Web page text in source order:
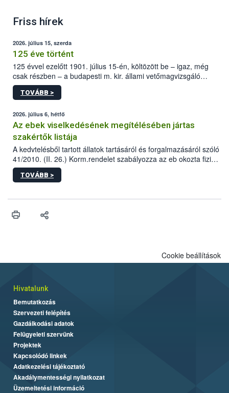
Friss hírek
2026. július 15, szerda
125 éve történt
125 évvel ezelőtt 1901. július 15-én, költözött be – igaz, még
csak részben – a budapesti m. kir. állami vetőmagvizsgáló
állomás a Kis Rókus utca 15. szám alatti, Czigler Győző által
tervezett új épületébe.
TOVÁBB >
2026. július 6, hétfő
Az ebek viselkedésének megítélésében jártas
szakértők listája
A kedvtelésből tartott állatok tartásáról és forgalmazásáról szóló
41/2010. (II. 26.) Korm.rendelet szabályozza az eb okozta fizikai
sérülés, illetve ennek veszélye keletkezésekor felmerülő
hatósági feladatokat, valamint a veszélyes eb tartását és annak
vonni az ebek viselkedésének megítélésében jártas szakértőt.
TOVÁBB >
Cookie beállítások
Hivatalunk
Bemutatkozás
Szervezeti felépítés
Gazdálkodási adatok
Felügyeleti szervünk
Projektek
Kapcsolódó linkek
Adatkezelési tájékoztató
Akadálymentességi nyilatkozat
Üzemeltetési információ